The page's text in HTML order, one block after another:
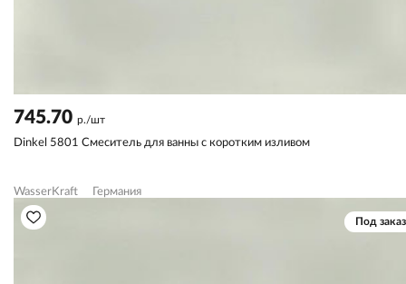
745.70 р./шт
Dinkel 5801 Смеситель для ванны с коротким изливом
WasserKraft Германия
Под заказ